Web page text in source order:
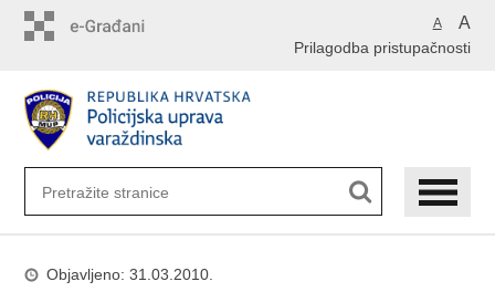
A A
Prilagodba pristupačnosti
Objavljeno: 31.03.2010.